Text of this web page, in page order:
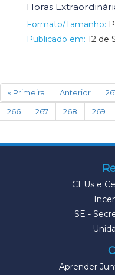
Horas
Formato/Tamanho:
Publicado em: 12 de
« Primeira Anterior
266 267 268 269
CEUs e
SE -
Aprender